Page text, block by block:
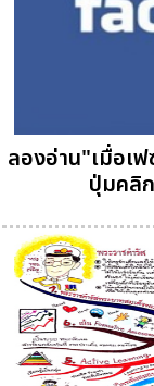
ลองอ่าน"เมื่อเฟ
ปุ่มคลิ